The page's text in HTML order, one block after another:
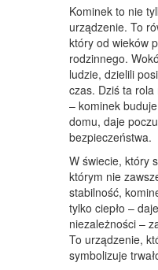
Kominek to nie
urządzenie. To
który od wieków
rodzinnego.
ludzie, dzielili
czas. Dziś ta
– kominek
domu, daje
bezpieczeństwa.
W świecie, który
którym nie
stabilność,
tylko ciepło –
niezależności –
To urządzenie,
symbolizuje